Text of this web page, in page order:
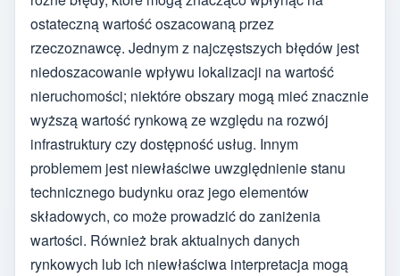
ostateczną wartość oszacowaną przez
rzeczoznawcę. Jednym z najczęstszych błędów jest
niedoszacowanie wpływu lokalizacji na wartość
nieruchomości; niektóre obszary mogą mieć znacznie
wyższą wartość rynkową ze względu na rozwój
infrastruktury czy dostępność usług. Innym
problemem jest niewłaściwe uwzględnienie stanu
technicznego budynku oraz jego elementów
składowych, co może prowadzić do zaniżenia
wartości. Również brak aktualnych danych
rynkowych lub ich niewłaściwa interpretacja mogą